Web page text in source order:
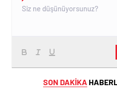
SON DAKİKA